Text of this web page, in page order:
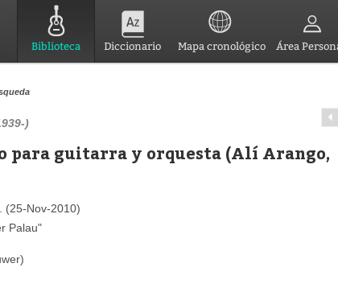
Biblioteca Diccionario Mapa cronológico Área
)
para guitarra y orquesta (Alí Arango,
(25-Nov-2010)
Palau"